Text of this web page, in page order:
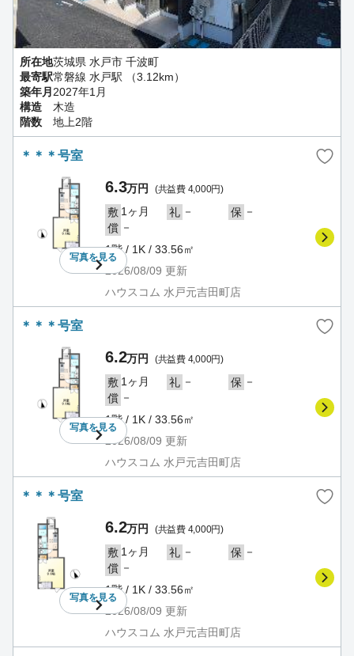
所在地茨城県 水戸市 千波町
最寄駅常磐線 水戸駅 （3.12km）
築年月 2027年1月
構造
木造
階数
地上2階
＊＊＊号室
写真を見る
6.3万円 (共益費 4,000円)
敷 1ヶ月 礼 － 保 －
償 －
1階 / 1K / 33.56㎡
2026/08/09 更新
ハウスコム 水戸元吉田町店
＊＊＊号室
写真を見る
6.2万円 (共益費 4,000円)
敷 1ヶ月 礼 － 保 －
償 －
1階 / 1K / 33.56㎡
2026/08/09 更新
ハウスコム 水戸元吉田町店
＊＊＊号室
写真を見る
6.2万円 (共益費 4,000円)
敷 1ヶ月 礼 － 保 －
償 －
1階 / 1K / 33.56㎡
2026/08/09 更新
ハウスコム 水戸元吉田町店